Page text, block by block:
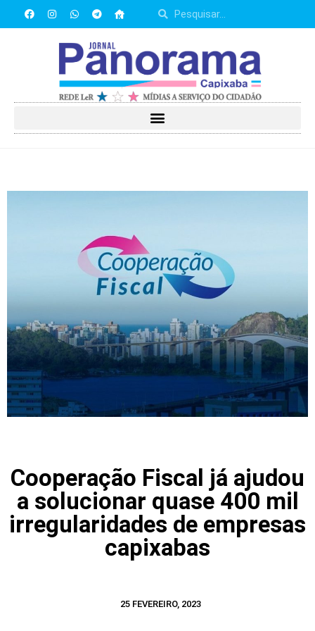
Cooperação Fiscal já ajudou
a solucionar quase 400 mil
irregularidades de empresas
capixabas
25 FEVEREIRO, 2023